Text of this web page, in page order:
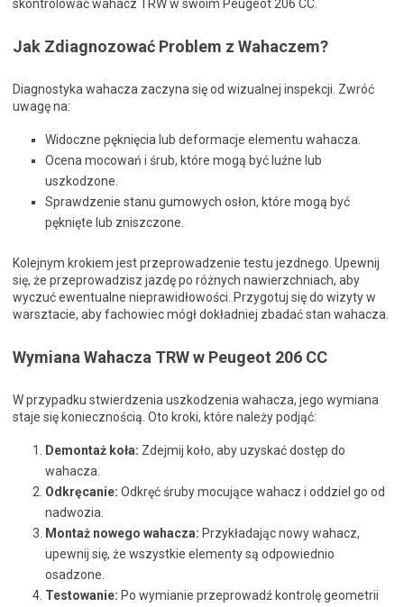
skontrolować wahacz TRW w swoim Peugeot 206 CC.
Jak Zdiagnozować Problem z Wahaczem?
Diagnostyka wahacza zaczyna się od wizualnej inspekcji. Zwróć
uwagę na:
Widoczne pęknięcia lub deformacje elementu wahacza.
Ocena mocowań i śrub, które mogą być luźne lub
uszkodzone.
Sprawdzenie stanu gumowych osłon, które mogą być
pęknięte lub zniszczone.
Kolejnym krokiem jest przeprowadzenie testu jezdnego. Upewnij
się, że przeprowadzisz jazdę po różnych nawierzchniach, aby
wyczuć ewentualne nieprawidłowości. Przygotuj się do wizyty w
warsztacie, aby fachowiec mógł dokładniej zbadać stan wahacza.
Wymiana Wahacza TRW w Peugeot 206 CC
W przypadku stwierdzenia uszkodzenia wahacza, jego wymiana
staje się koniecznością. Oto kroki, które należy podjąć:
Demontaż koła: Zdejmij koło, aby uzyskać dostęp do
wahacza.
Odkręcanie: Odkręć śruby mocujące wahacz i oddziel go od
nadwozia.
Montaż nowego wahacza: Przykładając nowy wahacz,
upewnij się, że wszystkie elementy są odpowiednio
osadzone.
Testowanie: Po wymianie przeprowadź kontrolę geometrii